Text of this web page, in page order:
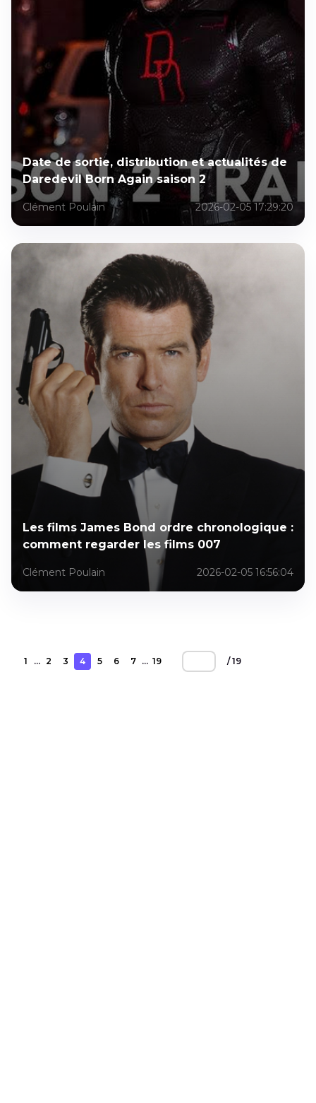
Date de sortie, distribution et actualités de
Daredevil Born Again saison 2
Clément Poulain 2026-02-05 17:29:20
Les films James Bond ordre chronologique :
comment regarder les films 007
Clément Poulain 2026-02-05 16:56:04
1 ... 2 3 4 5 6 7 ... 19 / 19